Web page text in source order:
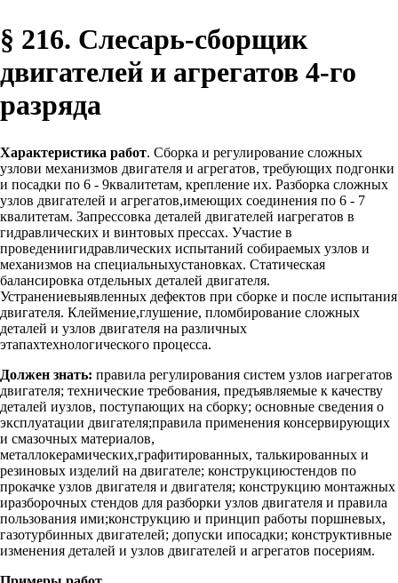
§ 216. Слесарь-сборщик
двигателей и агрегатов 4-го
разряда
Характеристика работ. Сборка и регулирование сложных
узлови механизмов двигателя и агрегатов, требующих подгонки
и посадки по 6 - 9квалитетам, крепление их. Разборка сложных
узлов двигателей и агрегатов,имеющих соединения по 6 - 7
квалитетам. Запрессовка деталей двигателей иагрегатов в
гидравлических и винтовых прессах. Участие в
проведениигидравлических испытаний собираемых узлов и
механизмов на специальныхустановках. Статическая
балансировка отдельных деталей двигателя.
Устранениевыявленных дефектов при сборке и после испытания
двигателя. Клеймение,глушение, пломбирование сложных
деталей и узлов двигателя на различных
этапахтехнологического процесса.
Должен знать: правила регулирования систем узлов иагрегатов
двигателя; технические требования, предъявляемые к качеству
деталей иузлов, поступающих на сборку; основные сведения о
эксплуатации двигателя;правила применения консервирующих
и смазочных материалов,
металлокерамических,графитированных, талькированных и
резиновых изделий на двигателе; конструкциюстендов по
прокачке узлов двигателя и двигателя; конструкцию монтажных
иразборочных стендов для разборки узлов двигателя и правила
пользования ими;конструкцию и принцип работы поршневых,
газотурбинных двигателей; допуски ипосадки; конструктивные
изменения деталей и узлов двигателей и агрегатов посериям.